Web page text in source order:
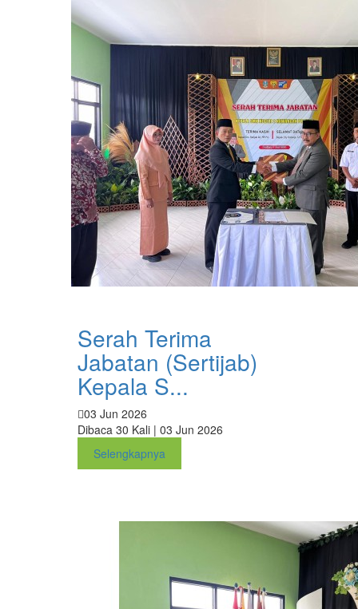
Serah Terima
Jabatan (Sertijab)
Kepala S...
03 Jun 2026
Dibaca 30 Kali | 03 Jun 2026
Selengkapnya